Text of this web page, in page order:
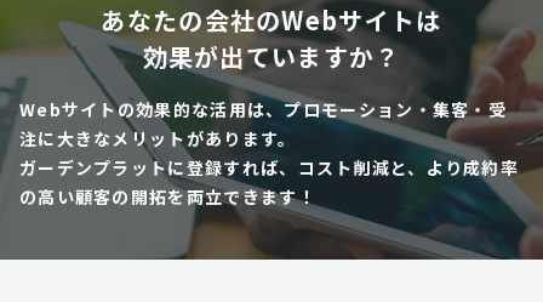
あなたの会社のWebサイトは
効果が出ていますか？
Webサイトの効果的な活用は、プロモーション・集客・受
注に大きなメリットがあります。
ガーデンプラットに登録すれば、コスト削減と、より成約率
の高い顧客の開拓を両立できます！